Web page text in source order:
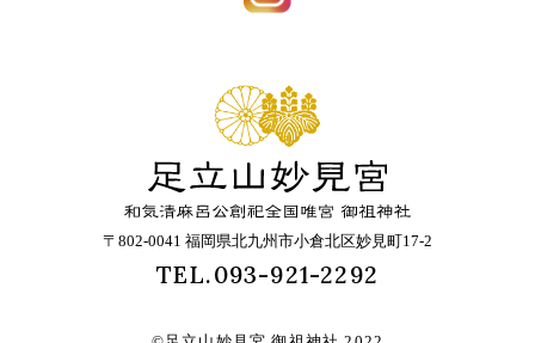
〒802-0041 福岡県北九州市小倉北区妙見町17-2
TEL.093-921-2292